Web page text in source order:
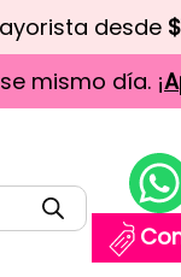
desde
mismo día. ¡